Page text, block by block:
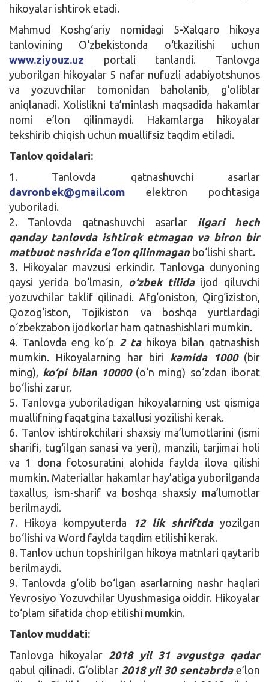
hikoyalar ishtirok etadi.
Mahmud Koshg‘ariy nomidagi 5-Xalqaro hikoya
tanlovining O‘zbekistonda o‘tkazilishi uchun
www.ziyouz.uz portali tanlandi. Tanlovga
yuborilgan hikoyalar 5 nafar nufuzli adabiyotshunos
va yozuvchilar tomonidan baholanib, g‘oliblar
aniqlanadi. Xolislikni ta’minlash maqsadida hakamlar
nomi e’lon qilinmaydi. Hakamlarga hikoyalar
tekshirib chiqish uchun muallifsiz taqdim etiladi.
Tanlov qoidalari:
1. Tanlovda qatnashuvchi asarlar
davronbek@gmail.com elektron pochtasiga
yuboriladi.
2. Tanlovda qatnashuvchi asarlar ilgari hech
qanday tanlovda ishtirok etmagan va biron bir
matbuot nashrida e’lon qilinmagan bo‘lishi shart.
3. Hikoyalar mavzusi erkindir. Tanlovga dunyoning
qaysi yerida bo‘lmasin, o‘zbek tilidaijod qiluvchi
yozuvchilar taklif qilinadi. Afg‘oniston, Qirg‘iziston,
Qozog‘iston, Tojikiston va boshqa yurtlardagi
o‘zbekzabon ijodkorlar ham qatnashishlari mumkin.
4. Tanlovda eng ko‘p 2 tahikoya bilan qatnashish
mumkin. Hikoyalarning har biri kamida 1000 (bir
ming), ko‘pi bilan 10000 (o‘n ming) so‘zdan iborat
bo‘lishi zarur.
5. Tanlovga yuboriladigan hikoyalarning ust qismiga
muallifning faqatgina taxallusi yozilishi kerak.
6. Tanlov ishtirokchilari shaxsiy ma’lumotlarini (ismi
sharifi, tug‘ilgan sanasi va yeri), manzili, tarjimai holi
va 1 dona fotosuratini alohida faylda ilova qilishi
mumkin. Materiallar hakamlar hay’atiga yuborilganda
taxallus, ism-sharif va boshqa shaxsiy ma’lumotlar
berilmaydi.
7. Hikoya kompyuterda
12 lik shriftdayozilgan
bo‘lishi va Word faylda taqdim etilishi kerak.
8. Tanlov uchun topshirilgan hikoya matnlari qaytarib
berilmaydi.
9. Tanlovda g‘olib bo‘lgan asarlarning nashr haqlari
Yevrosiyo Yozuvchilar Uyushmasiga oiddir. Hikoyalar
to‘plam sifatida chop etilishi mumkin.
Tanlov muddati:
Tanlovga hikoyalar 2018 yil 31 avgustga qadar
qabul qilinadi. G‘oliblar 2018 yil 30 sentabrdae’lon